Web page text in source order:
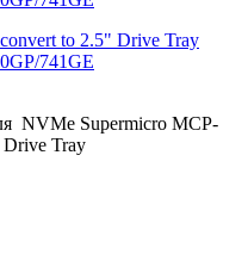
NVMe Supermicro MCP-
Tray